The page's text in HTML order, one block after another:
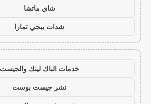
شاي ماتشا
شدات ببجي تمارا
خدمات الباك لينك والجيست
نشر جيست بوست